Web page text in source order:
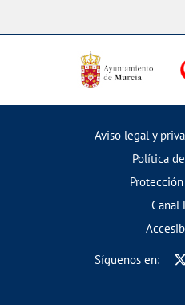
Aviso legal y
Política
Canal
Síguenos en: